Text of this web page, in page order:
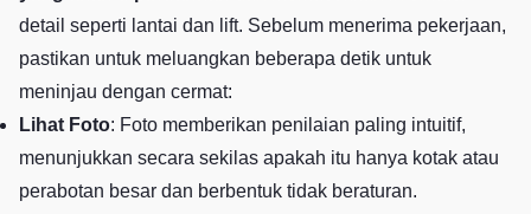
detail seperti lantai dan lift. Sebelum menerima pekerjaan,
pastikan untuk meluangkan beberapa detik untuk
meninjau dengan cermat:
Lihat Foto: Foto memberikan penilaian paling intuitif,
menunjukkan secara sekilas apakah itu hanya kotak atau
perabotan besar dan berbentuk tidak beraturan.